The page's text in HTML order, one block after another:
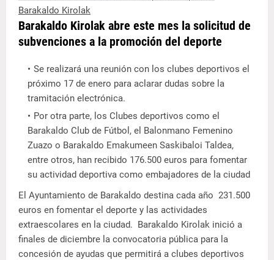
Barakaldo Kirolak
Barakaldo Kirolak abre este mes la solicitud de
subvenciones a la promoción del deporte
Se realizará una reunión con los clubes deportivos el
próximo 17 de enero para aclarar dudas sobre la
tramitación electrónica.
Por otra parte, los Clubes deportivos como el
Barakaldo Club de Fútbol, el Balonmano Femenino
Zuazo o Barakaldo Emakumeen Saskibaloi Taldea,
entre otros, han recibido 176.500 euros para fomentar
su actividad deportiva como embajadores de la ciudad
El Ayuntamiento de Barakaldo destina cada año 231.500
euros en fomentar el deporte y las actividades
extraescolares en la ciudad. Barakaldo Kirolak inició a
finales de diciembre la convocatoria pública para la
concesión de ayudas que permitirá a clubes deportivos